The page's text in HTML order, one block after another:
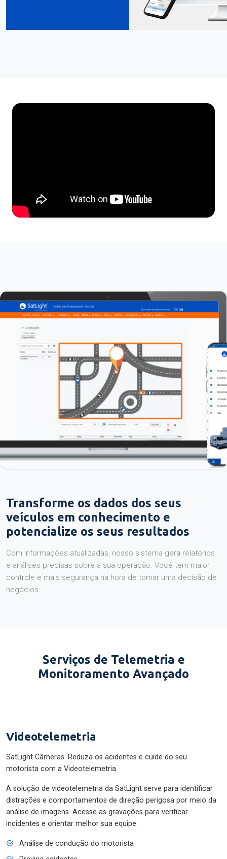
Transforme os dados dos seus
veículos em conhecimento e
potencialize os seus resultados
Com informações atualizadas, nosso sistema gera relatórios
e análises precisas sobre a sua operação. Você tem maior
controle e mais segurança na hora de tomar uma decisão de
negócios.
Serviços de Telemetria e
Monitoramento Avançado
Videotelemetria
SatLight Câmeras: Reduza os acidentes e cuide do seu
motorista com a Videotelemetria.
A solução de videotelemetria da SatLight serve para identificar
distrações e comportamentos de direção perigosa por meio da
análise de imagens. Acesse as gravações para verificar
incidentes e orientar melhor sua equipe.
Análise de condução do motorista